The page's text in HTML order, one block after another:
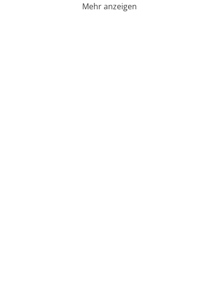
Mehr anzeigen